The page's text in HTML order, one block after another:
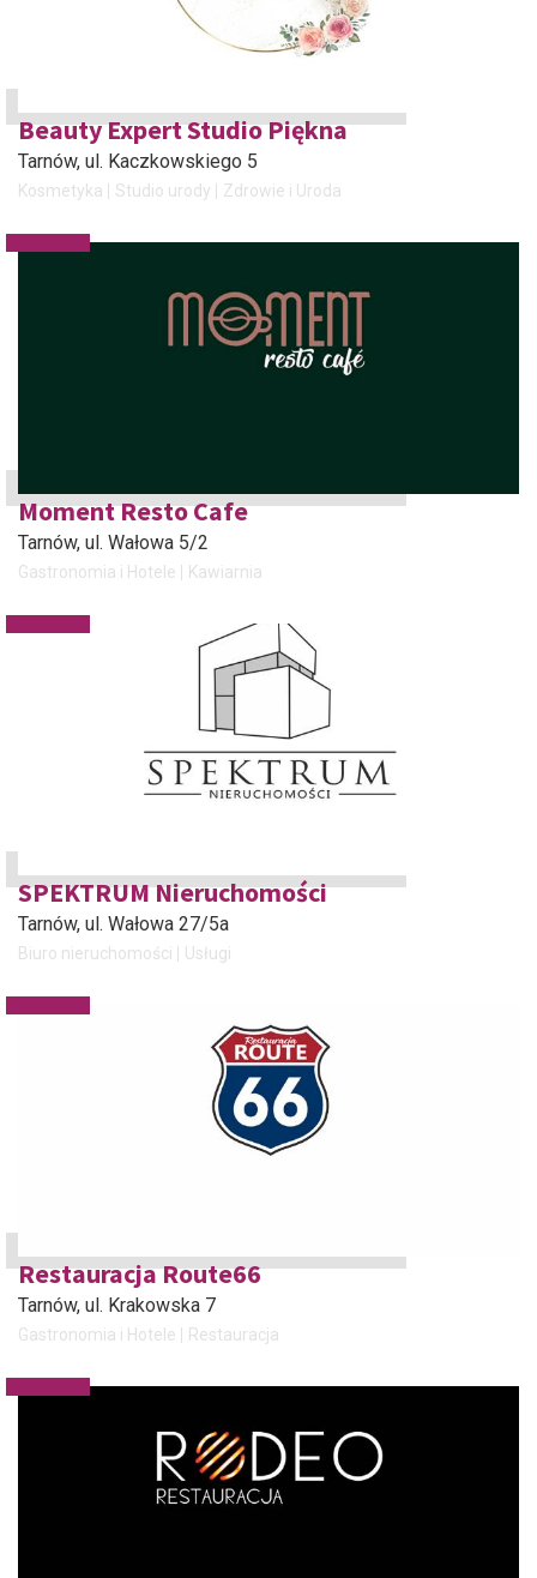
Beauty Expert Studio Piękna
Tarnów, ul. Kaczkowskiego 5
Kosmetyka Studio urody Zdrowie i Uroda
Moment Resto Cafe
Tarnów, ul. Wałowa 5/2
Gastronomia i Hotele Kawiarnia
SPEKTRUM Nieruchomości
Tarnów, ul. Wałowa 27/5a
Biuro nieruchomości Usługi
Restauracja Route66
Tarnów, ul. Krakowska 7
Gastronomia i Hotele Restauracja